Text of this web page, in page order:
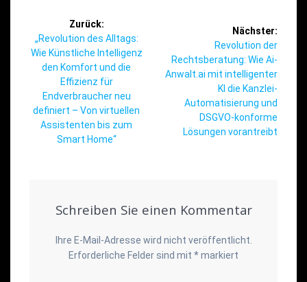
Beitragsnavigation
Zurück:
Vorheriger
Beitrag:
„Revolution des Alltags:
Wie Künstliche Intelligenz
den Komfort und die
Effizienz für
Endverbraucher neu
definiert – Von virtuellen
Assistenten bis zum
Smart Home“
Nächster:
Nächster
Beitrag:
Revolution der
Rechtsberatung: Wie Ai-
Anwalt.ai mit intelligenter
KI die Kanzlei-
Automatisierung und
DSGVO-konforme
Lösungen vorantreibt
Schreiben Sie einen Kommentar
Ihre E-Mail-Adresse wird nicht veröffentlicht.
Erforderliche Felder sind mit *markiert